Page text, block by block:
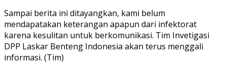
Sampai berita ini ditayangkan, kami belum
mendapatakan keterangan apapun dari infektorat
karena kesulitan untuk berkomunikasi. Tim Invetigasi
DPP Laskar Benteng Indonesia akan terus menggali
informasi. (Tim)